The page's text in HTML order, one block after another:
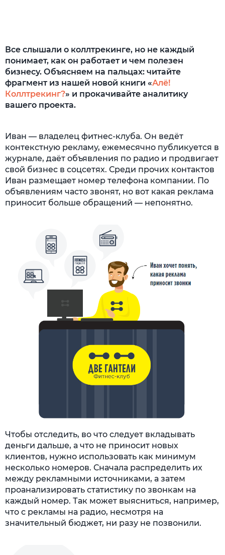
Все слышали о коллтрекинге, но не каждый
понимает, как он работает и чем полезен
бизнесу. Объясняем на пальцах: читайте
фрагмент из нашей новой книги «Алё!
Коллтрекинг?» и прокачивайте аналитику
вашего проекта.
Иван — владелец фитнес-клуба. Он ведёт
контекстную рекламу, ежемесячно публикуется в
журнале, даёт объявления по радио и продвигает
свой бизнес в соцсетях. Среди прочих контактов
Иван размещает номер телефона компании. По
объявлениям часто звонят, но вот какая реклама
приносит больше обращений — непонятно.
Чтобы отследить, во что следует вкладывать
деньги дальше, а что не приносит новых
клиентов, нужно использовать как минимум
несколько номеров. Сначала распределить их
между рекламными источниками, а затем
проанализировать статистику по звонкам на
каждый номер. Так может выясниться, например,
что с рекламы на радио, несмотря на
значительный бюджет, ни разу не позвонили.